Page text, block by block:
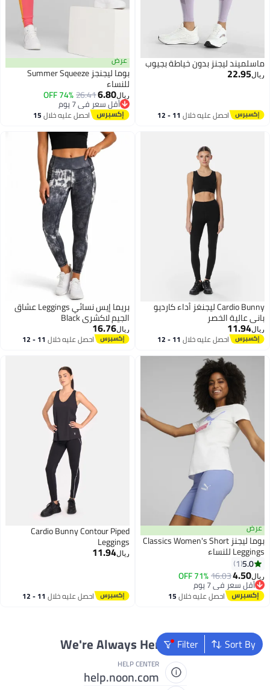
ماسلميند ليجنز بدون خياطة بجيوب
ريال22.95
احصل عليه خلال 11 - 12
عرض
بوما ليجنجز Summer Squeeze
للنساء
ريال6.80
26.41
74% OFF
أقل سعر في 7 يوم
أقل سعر في 7 يوماحصل عليه خلال15
Cardio Bunny ليجنغز أداء كارديو
باني عالية الخصر
ريال11.94
احصل عليه خلال 11 - 12
بريما إيس نسائي Leggings عشاق
الجيم لاكشري Black
ريال16.76
احصل عليه خلال 11 - 12
عرض
بوما ليجنز Classics Women's Short
Leggings للنساء
5.0
1
ريال4.50
16.03
71% OFF
أقل سعر في 7 يوم
أقل سعر في 7 يوماحصل عليه خلال15
Cardio Bunny Contour Piped
Leggings
ريال11.94
احصل عليه خلال 11 - 12
Sort By
Filter
We're Always Here To Help
HELP CENTER
help.noon.com